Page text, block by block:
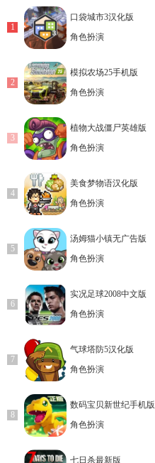
口袋城市3汉化版
角色扮演
模拟农场25手机版
角色扮演
植物大战僵尸英雄版
角色扮演
美食梦物语汉化版
角色扮演
汤姆猫小镇无广告版
角色扮演
实况足球2008中文版
角色扮演
气球塔防5汉化版
角色扮演
数码宝贝新世纪手机版
角色扮演
七日杀最新版